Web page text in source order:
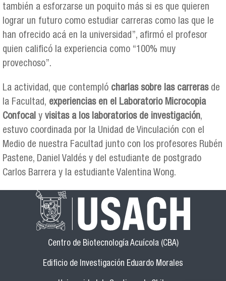
también a esforzarse un poquito más si es que quieren
lograr un futuro como estudiar carreras como las que le
han ofrecido acá en la universidad”, afirmó el profesor
quien calificó la experiencia como “100% muy
provechoso”.
La actividad, que contempló charlas sobre las carreras de
la Facultad, experiencias en el Laboratorio Microcopia
Confocal y visitas a los laboratorios de investigación,
estuvo coordinada por la Unidad de Vinculación con el
Medio de nuestra Facultad junto con los profesores Rubén
Pastene, Daniel Valdés y del estudiante de postgrado
Carlos Barrera y la estudiante Valentina Wong.
Centro de Biotecnología Acuícola (CBA)
Edificio de Investigación Eduardo Morales